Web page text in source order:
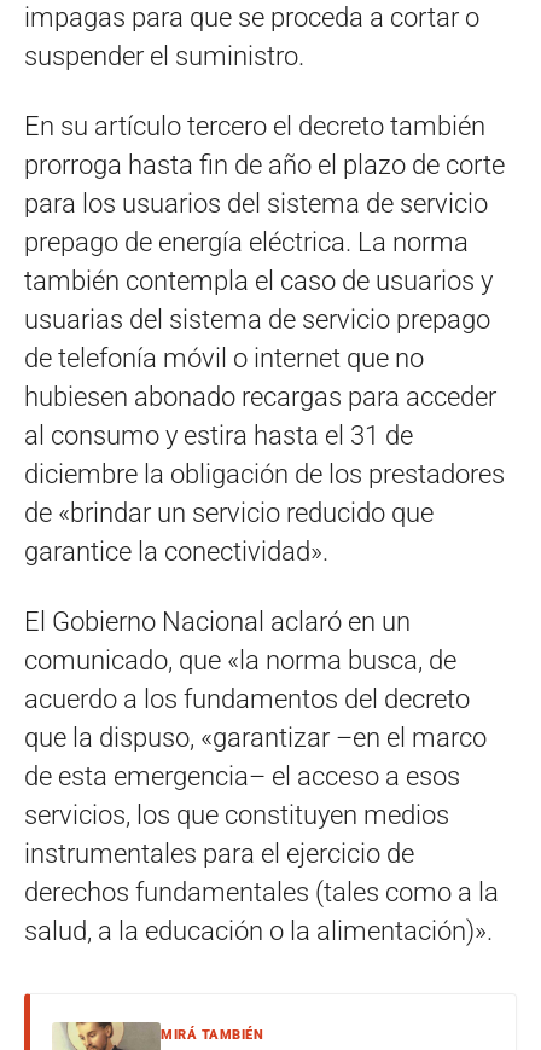
impagas para que se proceda a cortar o
suspender el suministro.
En su artículo tercero el decreto también
prorroga hasta fin de año el plazo de corte
para los usuarios del sistema de servicio
prepago de energía eléctrica. La norma
también contempla el caso de usuarios y
usuarias del sistema de servicio prepago
de telefonía móvil o internet que no
hubiesen abonado recargas para acceder
al consumo y estira hasta el 31 de
diciembre la obligación de los prestadores
de «brindar un servicio reducido que
garantice la conectividad».
El Gobierno Nacional aclaró en un
comunicado, que «la norma busca, de
acuerdo a los fundamentos del decreto
que la dispuso, «garantizar –en el marco
de esta emergencia– el acceso a esos
servicios, los que constituyen medios
instrumentales para el ejercicio de
derechos fundamentales (tales como a la
salud, a la educación o la alimentación)».
MIRÁ TAMBIÉN